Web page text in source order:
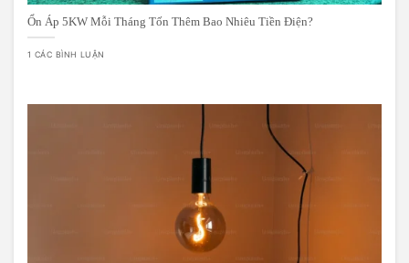
Ổn Áp 5KW Mỗi Tháng Tốn Thêm Bao Nhiêu Tiền Điện?
1 CÁC BÌNH LUẬN